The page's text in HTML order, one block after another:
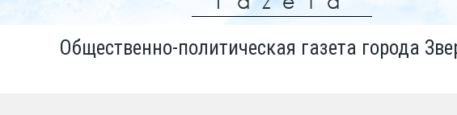
Общественно-политическая газета города